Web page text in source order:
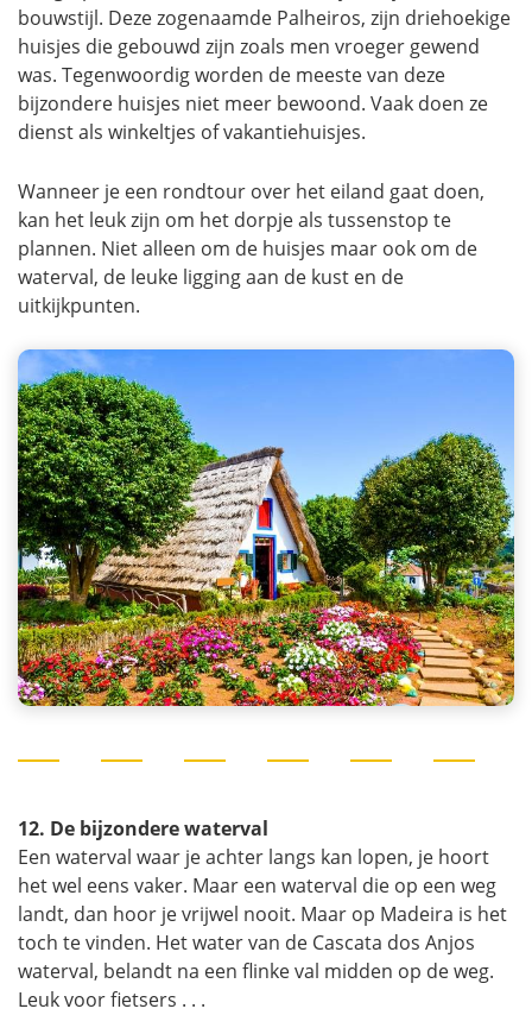
bouwstijl. Deze zogenaamde Palheiros, zijn driehoekige
huisjes die gebouwd zijn zoals men vroeger gewend
was. Tegenwoordig worden de meeste van deze
bijzondere huisjes niet meer bewoond. Vaak doen ze
dienst als winkeltjes of vakantiehuisjes.
Wanneer je een rondtour over het eiland gaat doen,
kan het leuk zijn om het dorpje als tussenstop te
plannen. Niet alleen om de huisjes maar ook om de
waterval, de leuke ligging aan de kust en de
uitkijkpunten.
12. De bijzondere waterval
Een waterval waar je achter langs kan lopen, je hoort
het wel eens vaker. Maar een waterval die op een weg
landt, dan hoor je vrijwel nooit. Maar op Madeira is het
toch te vinden. Het water van de Cascata dos Anjos
waterval, belandt na een flinke val midden op de weg.
Leuk voor fietsers . . .